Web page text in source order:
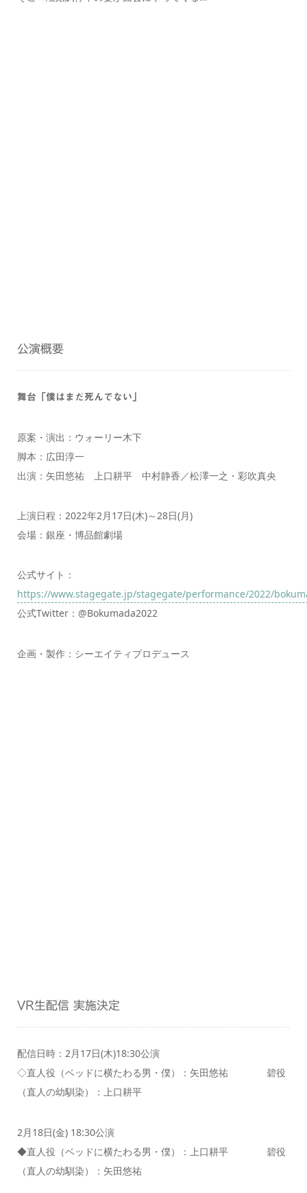
公演概要
舞台「僕はまだ死んでない」
原案・演出：ウォーリー木下
脚本：広田淳一
出演：矢田悠祐 上口耕平 中村静香／松澤一之・彩吹真央
上演日程：2022年2月17日(木)～28日(月)
会場：銀座・博品館劇場
公式サイト：
https://www.stagegate.jp/stagegate/performance/2022/
公式Twitter：@Bokumada2022
企画・製作：シーエイティプロデュース
VR生配信 実施決定
配信日時：2月17日(木)18:30公演
◇直人役（ベッドに横たわる男・僕）：矢田悠祐 碧役
（直人の幼馴染）：上口耕平
2月18日(金) 18:30公演
◆直人役（ベッドに横たわる男・僕）：上口耕平 碧役
（直人の幼馴染）：矢田悠祐